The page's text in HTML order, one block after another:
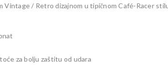
Vintage / Retro dizajnom u tipičnom Café-Racer
za bolju zaštitu od udara